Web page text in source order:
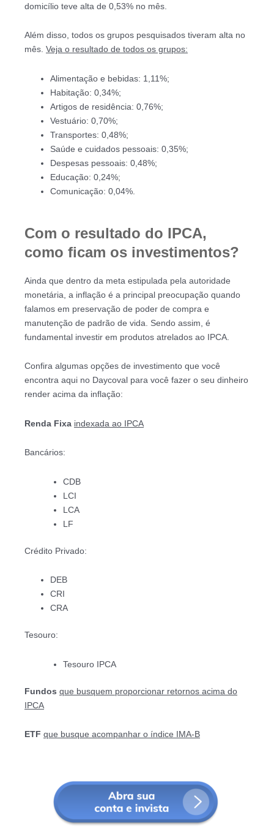
domicílio teve alta de 0,53% no mês.
Além disso, todos os grupos pesquisados tiveram alta no
mês. Veja o resultado de todos os grupos:
Alimentação e bebidas: 1,11%;
Habitação: 0,34%;
Artigos de residência: 0,76%;
Vestuário: 0,70%;
Transportes: 0,48%;
Saúde e cuidados pessoais: 0,35%;
Despesas pessoais: 0,48%;
Educação: 0,24%;
Comunicação: 0,04%.
Com o resultado do IPCA,
como ficam os investimentos?
Ainda que dentro da meta estipulada pela autoridade
monetária, a inflação é a principal preocupação quando
falamos em preservação de poder de compra e
manutenção de padrão de vida. Sendo assim, é
fundamental investir em produtos atrelados ao IPCA.
Confira algumas opções de investimento que você
encontra aqui no Daycoval para você fazer o seu dinheiro
render acima da inflação:
Renda Fixa indexada ao IPCA
Bancários:
CDB
LCI
LCA
LF
Crédito Privado:
DEB
CRI
CRA
Tesouro:
Tesouro IPCA
Fundos que busquem proporcionar retornos acima do
IPCA
ETF que busque acompanhar o índice IMA-B